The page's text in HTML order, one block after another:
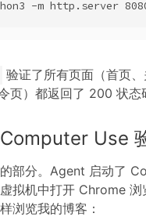
-m http.server
验证了所有页面（首页
页）都返回了 200 状态
Use
部分。Agent 启动了
拟机中打开 Chrome 浏
浏览我的博客：